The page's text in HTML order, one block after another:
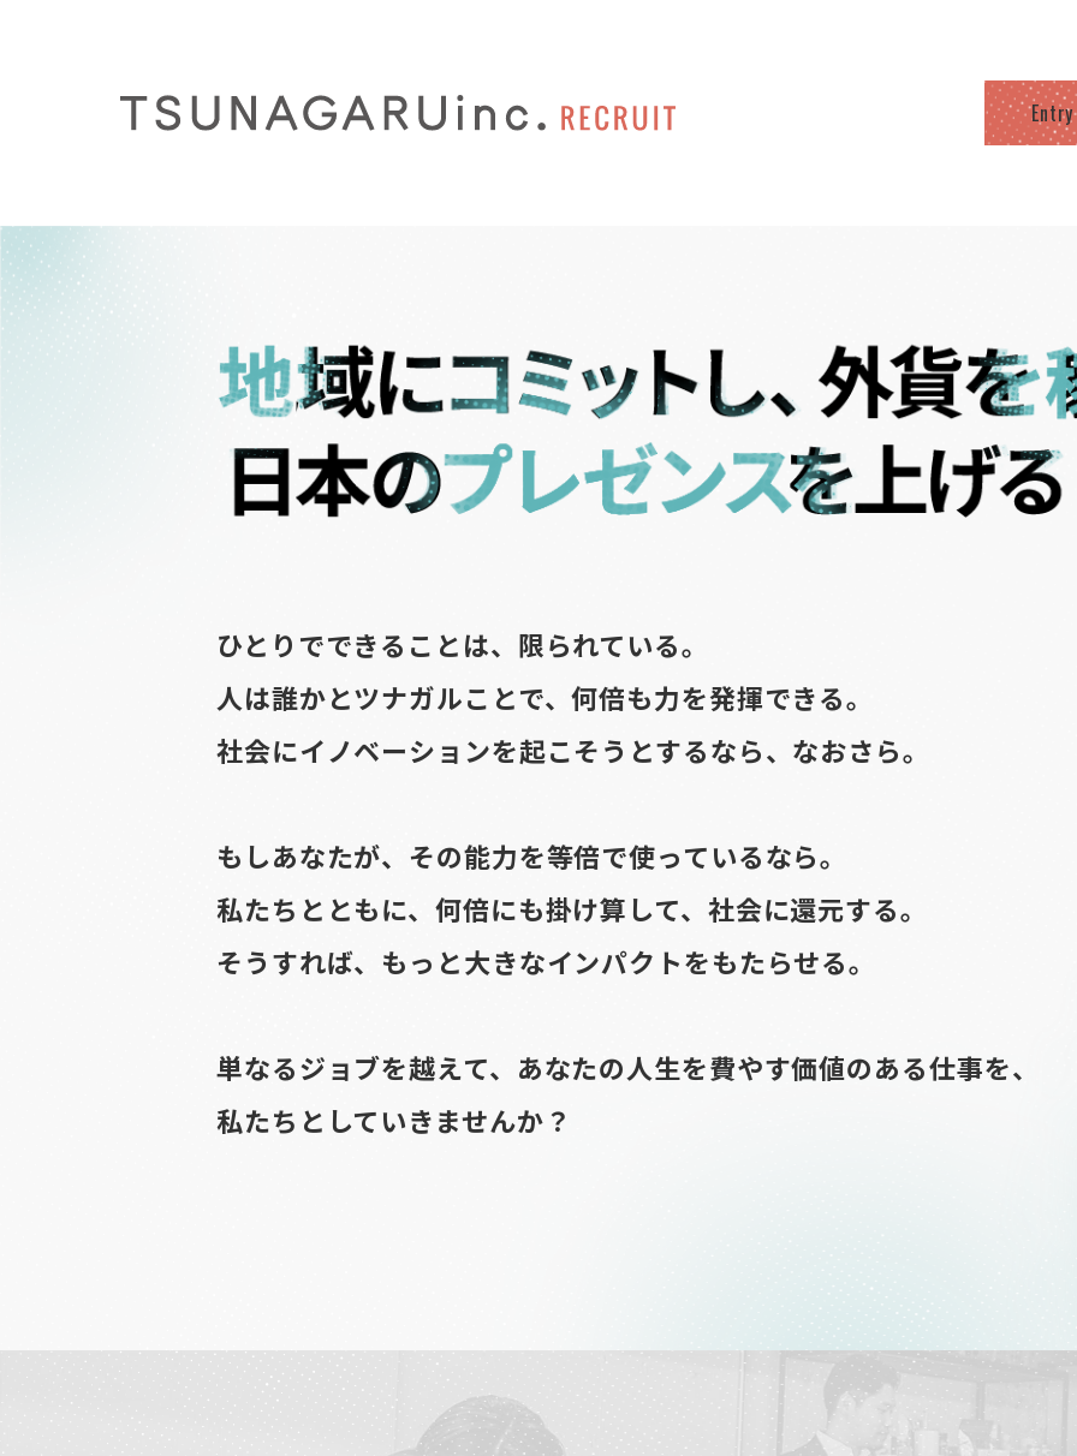
Entry
: Attempt to read property "post_type" on null in/home/tsunagaru000/tsunagaru.co.jp/public_html/
content/themes/tsunagaru2019/header-recruit.phpon line 116
Company Book 会社概要
Recruitment 募集要項
ひとりでできることは、限られている。
人は誰かとツナガルことで、何倍も力を発揮できる。
社会にイノベーションを起こそうとするなら、なおさら。
もしあなたが、その能力を等倍で使っているなら。
私たちとともに、何倍にも掛け算して、 社会に還元する。
そうすれば、もっと大きなインパクトをもたらせる。
単なるジョブを越えて、 あなたの人生を費やす価値のある仕事を、
私たちとしていきませんか？